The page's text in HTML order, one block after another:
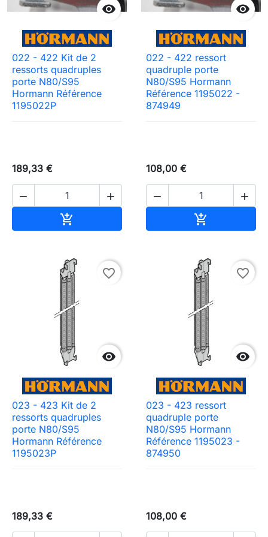

022 - 422 Kit de 2
ressorts quadruples
porte N80/S95
Hormann Référence
1195022P
189,33 €
 


022 - 422 ressort
quadruple porte
N80/S95 Hormann
Référence 1195022 -
874949
108,00 €
 


favorite_border
023 - 423 Kit de 2
ressorts quadruples
porte N80/S95
Hormann Référence
1195023P
189,33 €

favorite_border
023 - 423 ressort
quadruple porte
N80/S95 Hormann
Référence 1195023 -
874950
108,00 €